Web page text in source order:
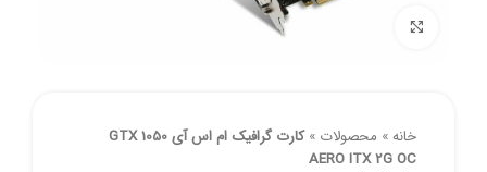
برای بزرگنمایی کلیک کنید
خانه» محصولات »
کارت گرافیک ام اس آی GTX 1050
AERO ITX 2G OC